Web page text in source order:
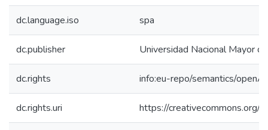
dc.language.iso spa
dc.publisher Universidad Nacional Mayor
dc.rights info:eu-repo/semantics/
dc.rights.uri https://creativecommons.org/